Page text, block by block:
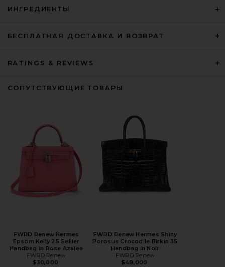
ИНГРЕДИЕНТЫ
БЕСПЛАТНАЯ ДОСТАВКА И ВОЗВРАТ
RATINGS & REVIEWS
СОПУТСТВУЮЩИЕ ТОВАРЫ
FWRD Renew Hermes
Epsom Kelly 25 Sellier
Handbag in Rose Azalee
FWRD Renew
$30,000
FWRD Renew Hermes Shiny
Porosus Crocodile Birkin 35
Handbag in Noir
FWRD Renew
$48,000